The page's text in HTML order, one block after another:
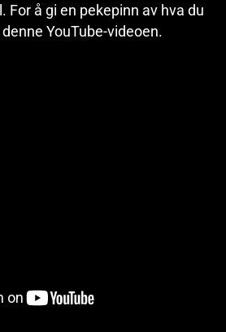
For å gi en pekepinn av hva du
YouTube-videoen.